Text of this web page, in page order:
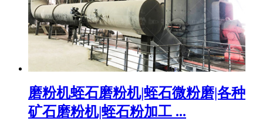
磨粉机蛭石磨粉机|蛭石微粉磨|各种
矿石磨粉机|蛭石粉加工 ...